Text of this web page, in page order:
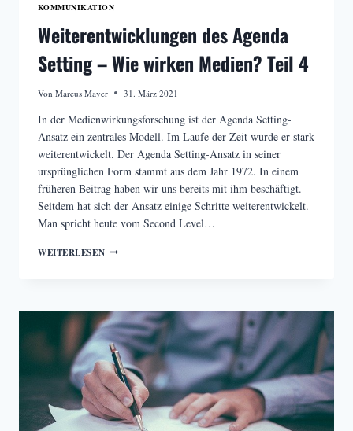
KOMMUNIKATION
Weiterentwicklungen des Agenda
Setting – Wie wirken Medien? Teil 4
Von Marcus Mayer 31. März 2021
In der Medienwirkungsforschung ist der Agenda Setting-
Ansatz ein zentrales Modell. Im Laufe der Zeit wurde er stark
weiterentwickelt. Der Agenda Setting-Ansatz in seiner
ursprünglichen Form stammt aus dem Jahr 1972. In einem
früheren Beitrag haben wir uns bereits mit ihm beschäftigt.
Seitdem hat sich der Ansatz einige Schritte weiterentwickelt.
Man spricht heute vom Second Level…
WEITERLESENWEITERENTWICKLUNGEN
WIE
WIRKEN
MEDIEN?
TEIL
4